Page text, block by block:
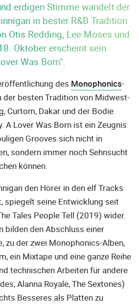
erdigen Stimme wandelt der
in bester R&B Tradition
Otis Redding, Lee Moses und
Oktober erscheint sein
Was Born“.
des Monophonics-
der besten Tradition von Midwest-
Curtom, Dakar und der Bodie
A Lover Was Born ist ein Zeugnis
Grooves sich nicht in
sondern immer noch Sehnsucht
können.
den Hörer in den elf Tracks
spiegelt seine Entwicklung seit
Tales People Tell (2019) wider.
bilden den Abschluss einer
zu der zwei Monophonics-Alben,
ein Mixtape und eine ganze Reihe
technischen Arbeiten für andere
Alanna Royale, The Sextones)
Besseres als Platten zu